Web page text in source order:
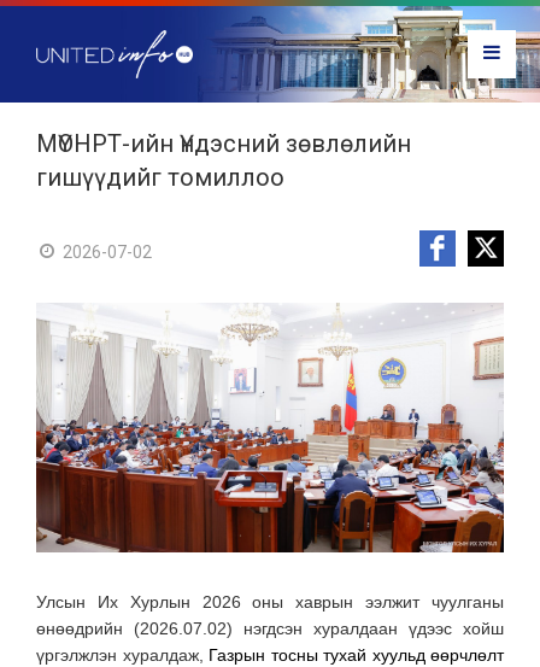
МҮОНРТ-ийн Үндэсний зөвлөлийн
гишүүдийг томиллоо
2026-07-02
Улсын Их Хурлын 2026 оны хаврын ээлжит чуулганы
өнөөдрийн (2026.07.02) нэгдсэн хуралдаан үдээс хойш
үргэлжлэн хуралдаж, Газрын тосны тухай хуульд өөрчлөлт